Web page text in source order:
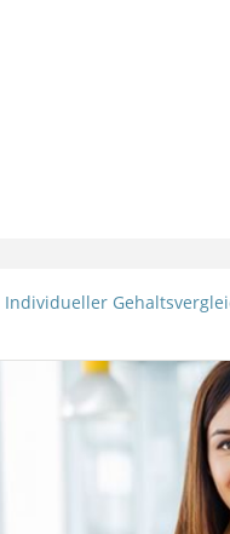
Individueller